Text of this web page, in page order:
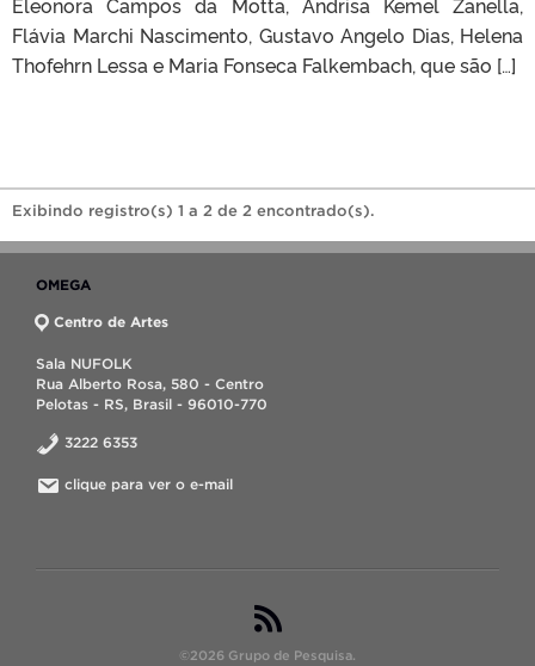
Flávia Marchi Nascimento, Gustavo Angelo Dias, Helena
Thofehrn Lessa e Maria Fonseca Falkembach, que são […]
Exibindo registro(s) 1 a 2 de 2 encontrado(s).
OMEGA
Centro de Artes
Sala NUFOLK
Rua Alberto Rosa, 580 - Centro
Pelotas - RS, Brasil - 96010-770
3222 6353
clique para ver o e-mail
©2026 Grupo de Pesquisa.